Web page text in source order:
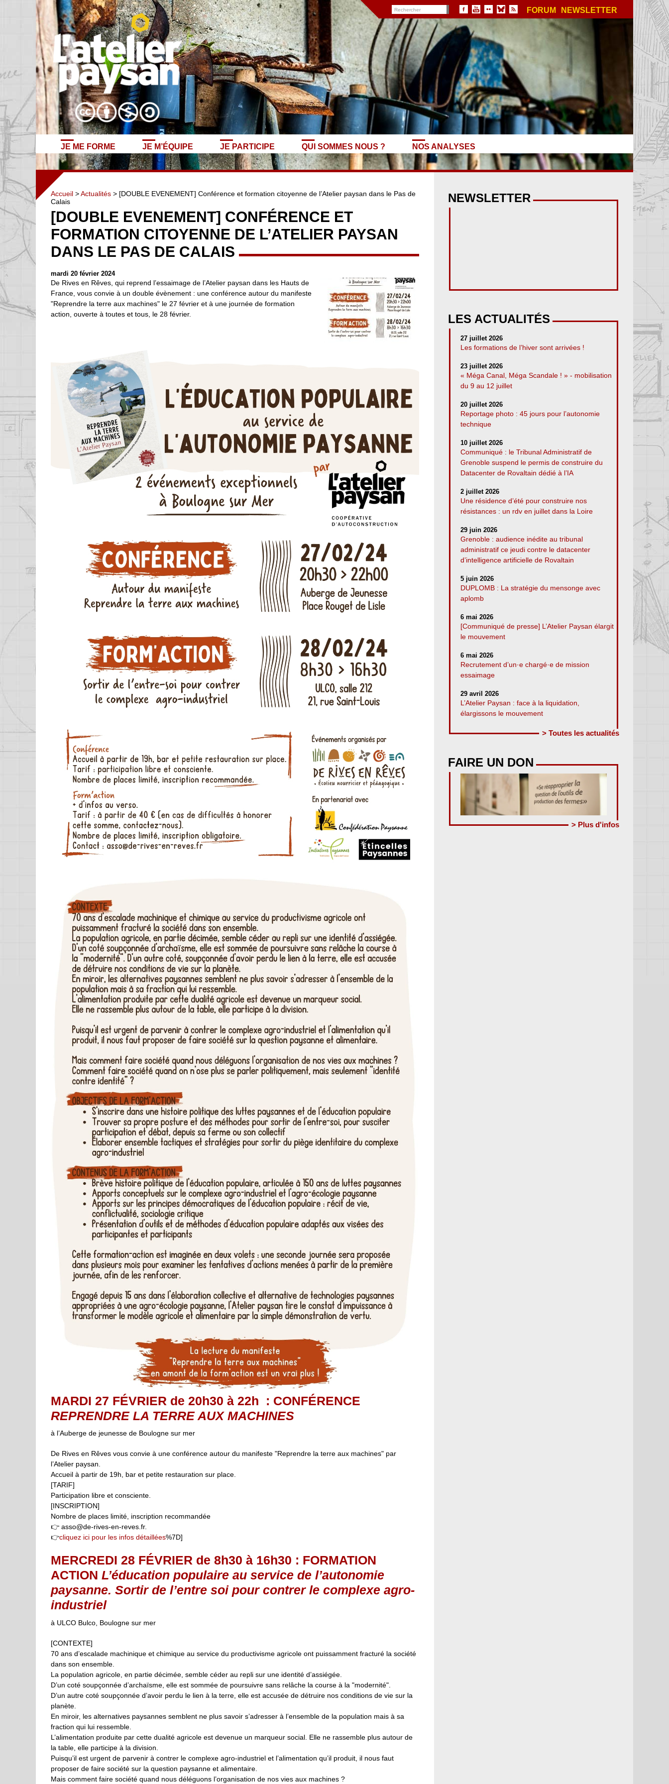
FORUM NEWSLETTER
JE ME FORME JE M’ÉQUIPE JE PARTICIPE QUI SOMMES NOUS ? NOS ANALYSES
Accueil >Actualités > [DOUBLE EVENEMENT] Conférence et formation citoyenne de l’Atelier paysan dans le Pas de
Calais
[DOUBLE EVENEMENT] CONFÉRENCE ET
FORMATION CITOYENNE DE L’ATELIER PAYSAN
DANS LE PAS DE CALAIS
mardi 20 février 2024
De Rives en Rêves, qui reprend l’essaimage de l’Atelier paysan dans les Hauts de
France, vous convie à un double évènement : une conférence autour du manifeste
"Reprendre la terre aux machines" le 27 février et à une journée de formation
action, ouverte à toutes et tous, le 28 février.
MARDI 27 FÉVRIER de 20h30 à 22h
: CONFÉRENCE
REPRENDRE LA TERRE AUX MACHINES
à l’Auberge de jeunesse de Boulogne sur mer
De Rives en Rêves vous convie à une conférence autour du manifeste "Reprendre la terre aux machines" par
l’Atelier paysan.
Accueil à partir de 19h, bar et petite restauration sur place.
[TARIF]
Participation libre et consciente.
[INSCRIPTION]
Nombre de places limité, inscription recommandée
👉 asso@de-rives-en-reves.fr.
👉cliquez ici pour les infos détaillées%7D]
MERCREDI 28 FÉVRIER de 8h30 à 16h30 : FORMATION
ACTION L’éducation populaire au service de l’autonomie
paysanne. Sortir de l’entre soi pour contrer le complexe agro-
industriel
à ULCO Bulco, Boulogne sur mer
[CONTEXTE]
70 ans d’escalade machinique et chimique au service du productivisme agricole ont puissamment fracturé la société
dans son ensemble.
La population agricole, en partie décimée, semble céder au repli sur une identité d’assiégée.
D’un coté soupçonnée d’archaïsme, elle est sommée de poursuivre sans relâche la course à la "modernité".
D’un autre coté soupçonnée d’avoir perdu le lien à la terre, elle est accusée de détruire nos conditions de vie sur la
planète.
En miroir, les alternatives paysannes semblent ne plus savoir s’adresser à l’ensemble de la population mais à sa
fraction qui lui ressemble.
L’alimentation produite par cette dualité agricole est devenue un marqueur social. Elle ne rassemble plus autour de
la table, elle participe à la division.
Puisqu’il est urgent de parvenir à contrer le complexe agro-industriel et l’alimentation qu’il produit, il nous faut
proposer de faire société sur la question paysanne et alimentaire.
Mais comment faire société quand nous déléguons l’organisation de nos vies aux machines ?
NEWSLETTER
LES ACTUALITÉS
27 juillet 2026
Les formations de l’hiver sont arrivées !
23 juillet 2026
« Méga Canal, Méga Scandale ! » - mobilisation
du 9 au 12 juillet
20 juillet 2026
Reportage photo : 45 jours pour l’autonomie
technique
10 juillet 2026
Communiqué : le Tribunal Administratif de
Grenoble suspend le permis de construire du
Datacenter de Rovaltain dédié à l’IA
2 juillet 2026
Une résidence d’été pour construire nos
résistances : un rdv en juillet dans la Loire
29 juin 2026
Grenoble : audience inédite au tribunal
administratif ce jeudi contre le datacenter
d’intelligence artificielle de Rovaltain
5 juin 2026
DUPLOMB : La stratégie du mensonge avec
aplomb
6 mai 2026
[Communiqué de presse] L’Atelier Paysan élargit
le mouvement
6 mai 2026
Recrutement d’un·e chargé·e de mission
essaimage
29 avril 2026
L’Atelier Paysan : face à la liquidation,
élargissons le mouvement
> Toutes les actualités
FAIRE UN DON
> Plus d'infos